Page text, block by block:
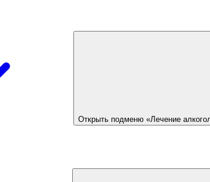
Открыть подменю «Лечение